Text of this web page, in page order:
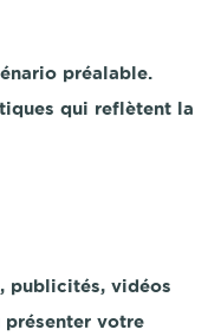
préalable.
qui reflètent la
publicités, vidéos
votre